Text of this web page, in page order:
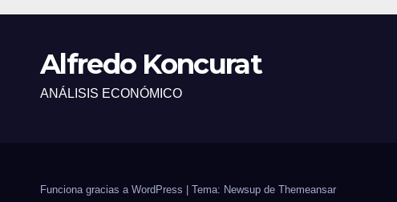
Alfredo Koncurat
ANÁLISIS ECONÓMICO
Funciona gracias a WordPress Tema: Newsup de Themeansar